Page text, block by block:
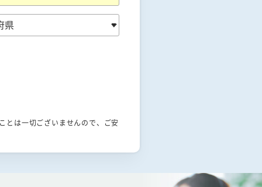
とは一切ございませんので、ご安